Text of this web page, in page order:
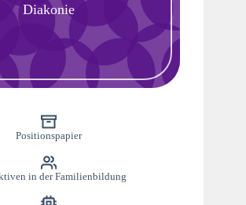
Diakonie
Positionspapier
in der Familienbildung